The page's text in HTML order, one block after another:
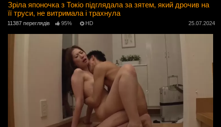
Зріла японочка з Токіо підглядала за зятем, який дрочив на
її труси, не витримала і трахнула
11387 переглядів 95% HD 25.07.2024